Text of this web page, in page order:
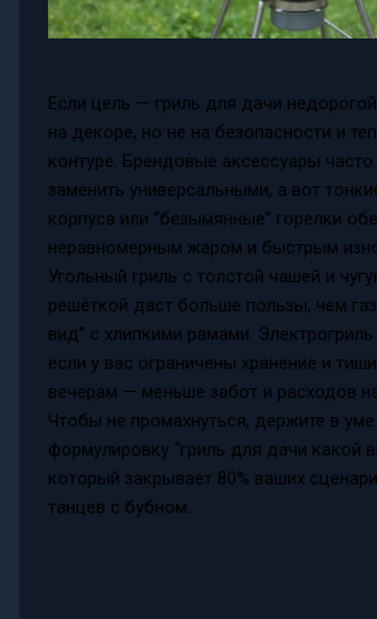
Если цель — гриль для дачи
на декоре, но не на безопасности и
контуре. Брендовые аксессуары
заменить универсальными, а вот
корпуса или “безымянные” горелки
неравномерным жаром и быстрым
Угольный гриль с толстой чашей и
решёткой даст больше пользы, чем
вид” с хлипкими рамами.
если у вас ограничены хранение и
вечерам — меньше забот и расходов
Чтобы не промахнуться, держите в уме
формулировку “гриль для дачи какой
который закрывает 80% ваших
танцев с бубном.